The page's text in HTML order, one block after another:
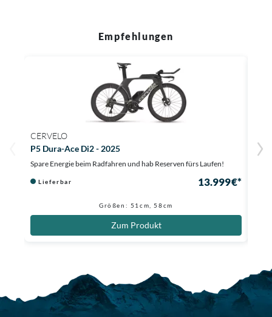
Empfehlungen
CERVELO
P5 Dura-Ace Di2 - 2025
Spare Energie beim Radfahren und hab Reserven fürs Laufen!
Lieferbar 13.999 €*
Größen: 51cm, 58cm
Zum Produkt
P-